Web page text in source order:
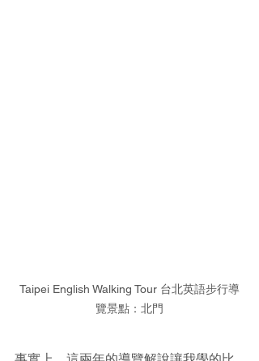
Taipei English Walking Tour 台北英語步行導
覽景點：北門